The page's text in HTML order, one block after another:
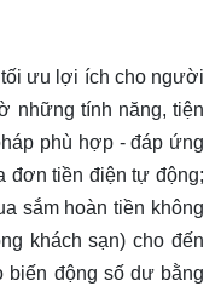
ưu lợi ích cho người
những tính năng, tiện
phù hợp - đáp ứng
đơn tiền điện tự động;
sắm hoàn tiền không
khách sạn) cho đến
biến động số dư bằng